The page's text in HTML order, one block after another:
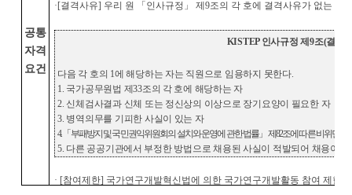
공통
자격
요건
· [결격사유] 우리 원 「 인사규정 」 제 9조의 각 호에 결격사유가 없는 자
KISTEP 인사규정 제9조(결격
다음 각 호의 1에 해당하는 자는 직원으로 임용하지 못한다.
1. 국가공무원법 제33조의 각 호에 해당하는 자
2. 신체검사결과 신체 또는 정신상의 이상으로 장기요양이 필요한 자
3. 병역의무를 기피한 사실이 있는 자
4. 「 부패방지 및 국민권익위원회의 설치와 운영에 관한 법률」 제82조에 따른 비위면직
5. 다른 공공기관에서 부정한 방법으로 채용된 사실이 적발되어 채용이
· [참여제한] 국가연구개발혁신법에 의한 국가연구개발활동 참여 제한